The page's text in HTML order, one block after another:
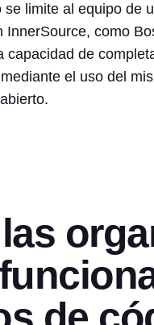
limite al equipo de
InnerSource, como
capacidad de
el uso del